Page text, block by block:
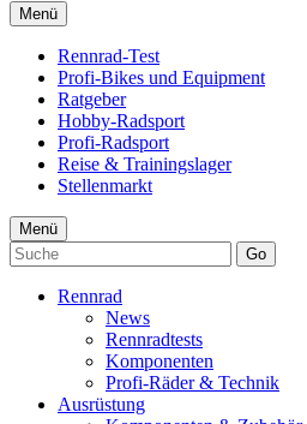
Menü
Rennrad-Test
Profi-Bikes und Equipment
Ratgeber
Hobby-Radsport
Profi-Radsport
Reise & Trainingslager
Stellenmarkt
Menü
Go
Rennrad
News
Rennradtests
Komponenten
Profi-Räder & Technik
Ausrüstung